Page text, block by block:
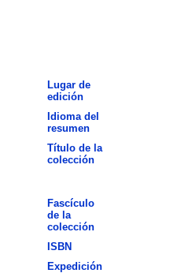
Lugar de
edición
Idioma del
resumen
Título de la
colección
Fascículo
de la
colección
ISBN
Expedición